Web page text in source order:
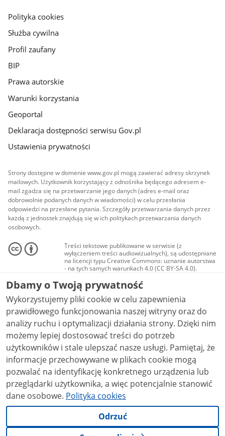
gov.pl
Polityka cookies
Służba cywilna
Profil zaufany
BIP
Prawa autorskie
Warunki korzystania
Geoportal
Deklaracja dostępności serwisu Gov.pl
Ustawienia prywatności
Strony dostępne w domenie www.gov.pl mogą zawierać adresy skrzynek
mailowych. Użytkownik korzystający z odnośnika będącego adresem e-
mail zgadza się na przetwarzanie jego danych (adres e-mail oraz
dobrowolnie podanych danych w wiadomości) w celu przesłania
odpowiedzi na przesłane pytania. Szczegóły przetwarzania danych przez
każdą z jednostek znajdują się w ich politykach przetwarzania danych
osobowych.
Treści tekstowe publikowane w serwisie (z
wyłączeniem treści audiowizualnych), są udostępniane
na licencji typu Creative Commons: uznanie autorstwa
- na tych samych warunkach 4.0 (CC BY-SA 4.0).
Materiały audiowizualne, w tym zdjęcia, materiały
audio i wideo, są udostępniane na licencji typu
Creative Commons: uznanie autorstwa użycie
niekomercyjne - bez utworów zależnych 4.0 (CC BY-
NC-ND 4.0), o ile nie jest to stwierdzone inaczej.
Dbamy o Twoją prywatność
Wykorzystujemy pliki cookie w celu zapewnienia
prawidłowego funkcjonowania naszej witryny oraz do
analizy ruchu i optymalizacji działania strony. Dzięki nim
możemy lepiej dostosować treści do potrzeb
użytkowników i stale ulepszać nasze usługi. Pamiętaj, że
informacje przechowywane w plikach cookie mogą
pozwalać na identyfikację konkretnego urządzenia lub
przeglądarki użytkownika, a więc potencjalnie stanowić
dane osobowe. Polityka cookies
Odrzuć